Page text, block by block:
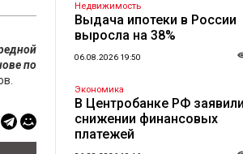
по
Недвижимость
Выдача ипотеки в России
выросла на 38%
06.08.2026 19:50
Экономика
В Центробанке РФ
снижении финансовых
платежей